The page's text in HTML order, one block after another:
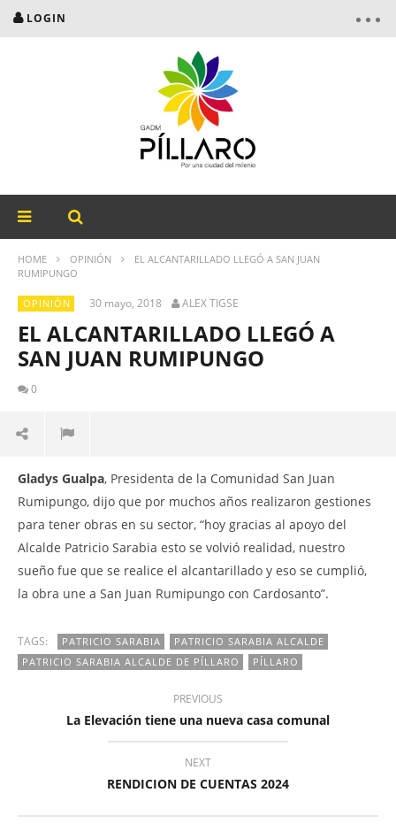
LOGIN
HOME OPINIÓN
EL ALCANTARILLADO LLEGÓ A SAN JUAN
RUMIPUNGO
OPINIÓN 30 mayo, 2018 ALEX TIGSE
EL ALCANTARILLADO LLEGÓ A
SAN JUAN RUMIPUNGO
0
Gladys Gualpa, Presidenta de la Comunidad San Juan
Rumipungo, dijo que por muchos años realizaron gestiones
para tener obras en su sector, “hoy gracias al apoyo del
Alcalde Patricio Sarabia esto se volvió realidad, nuestro
sueño fue que se realice el alcantarillado y eso se cumplió,
la obra une a San Juan Rumipungo con Cardosanto”.
TAGS: PATRICIO SARABIA
PATRICIO SARABIA ALCALDE
PATRICIO SARABIA ALCALDE DE PÍLLARO
PÍLLARO
PREVIOUS
La Elevación tiene una nueva casa comunal
NEXT
RENDICION DE CUENTAS 2024